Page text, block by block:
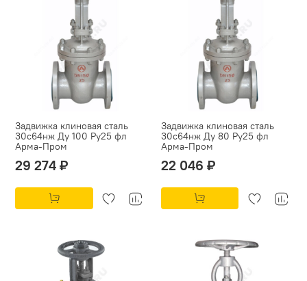
Задвижка клиновая сталь
30с64нж Ду 100 Ру25 фл
Арма-Пром
29 274 ₽
Задвижка клиновая сталь
30с64нж Ду 80 Ру25 фл
Арма-Пром
22 046 ₽